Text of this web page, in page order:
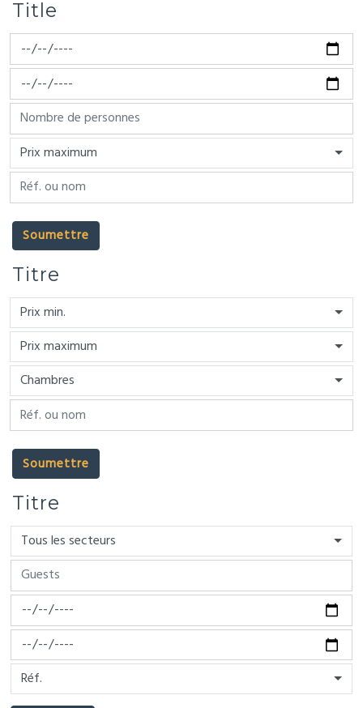
Title
Prix maximum
Soumettre
Titre
Prix min.
Prix maximum
Chambres
Soumettre
Titre
Tous les secteurs
Réf.